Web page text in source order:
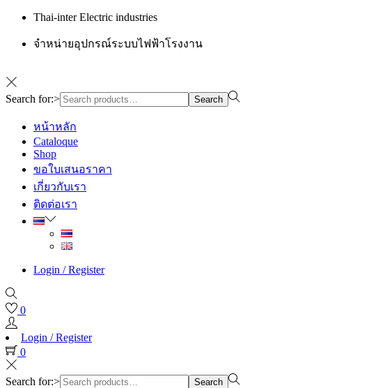
Thai-inter Electric industries
จำหน่ายอุปกรณ์ระบบไฟฟ้าโรงงาน
Search for:> Search
หน้าหลัก
Cataloque
Shop
ขอใบเสนอราคา
เกี่ยวกับเรา
ติดต่อเรา
Login / Register
0
Login / Register
0
Search for:> Search